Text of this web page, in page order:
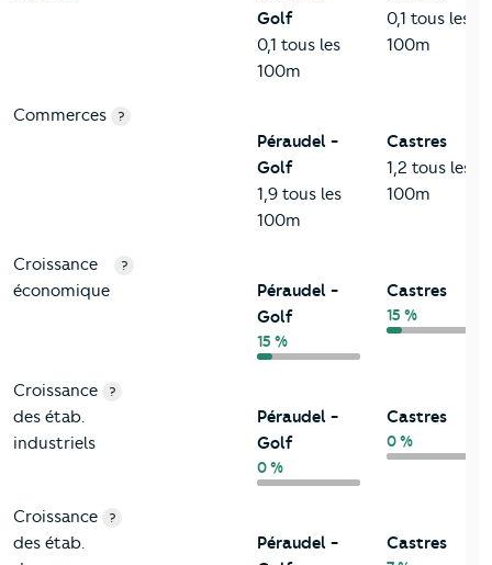
Golf
0,1 tous les
100m
0,1 tous les
100m
Commerces ?
Péraudel -
Golf
1,9 tous les
100m
Castres
1,2 tous les
100m
Croissance
économique
?
Péraudel -
Golf
15 %
Castres
15 %
Croissance
des étab.
industriels
?
Péraudel -
Golf
0 %
Castres
0 %
Croissance
des étab.
?
Péraudel -
Castres